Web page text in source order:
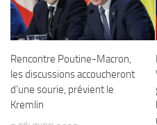
Rencontre Poutine-Macron,
les discussions accoucheront
d’une sourie, prévient le
Kremlin